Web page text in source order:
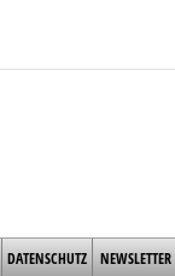
DATENSCHUTZ NEWSLETTER